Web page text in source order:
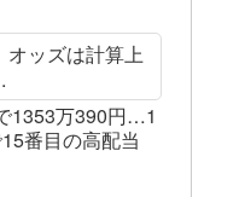
オッズは計算上
1353万390円…1
番目の高配当